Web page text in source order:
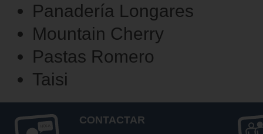
Panadería Longares
Mountain Cherry
Pastas Romero
Taisi
CONTACTAR